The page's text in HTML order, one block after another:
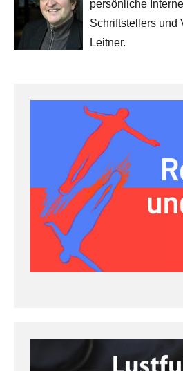
persönliche
Schriftstellers und
Leitner.